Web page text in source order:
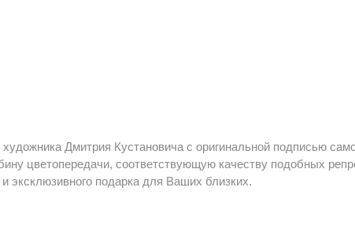
Дмитрия Кустановича с оригинальной подписью
цветопередачи, соответствующую качеству подобных
эксклюзивного подарка для Ваших близких.